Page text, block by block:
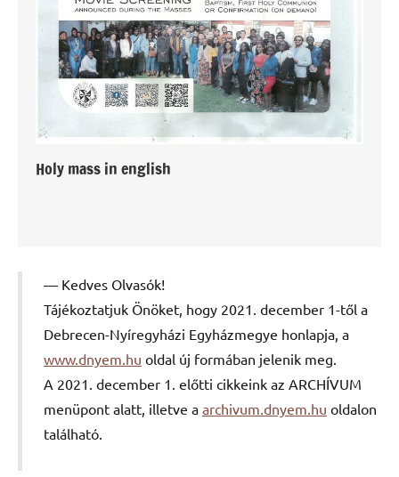
Holy mass in english
Kedves Olvasók!
Tájékoztatjuk Önöket, hogy 2021. december 1-től a
Debrecen-Nyíregyházi Egyházmegye honlapja, a
www.dnyem.hu oldal új formában jelenik meg.
A 2021. december 1. előtti cikkeink az ARCHÍVUM
menüpont alatt, illetve a archivum.dnyem.hu oldalon
található.